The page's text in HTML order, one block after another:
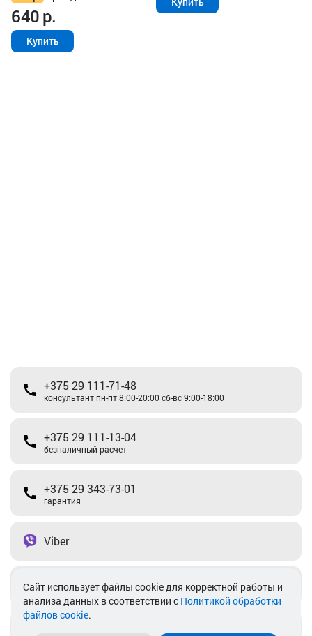
640р.
Купить
+375 29 111-71-48
консультант пн-пт 8:00-20:00 сб-вс 9:00-18:00
+375 29 111-13-04
безналичный расчет
+375 29 343-73-01
гарантия
Viber
Telegram
Cайт использует файлы cookie для корректной работы и
анализа данных в соответствии с Политикой обработки
файлов cookie.